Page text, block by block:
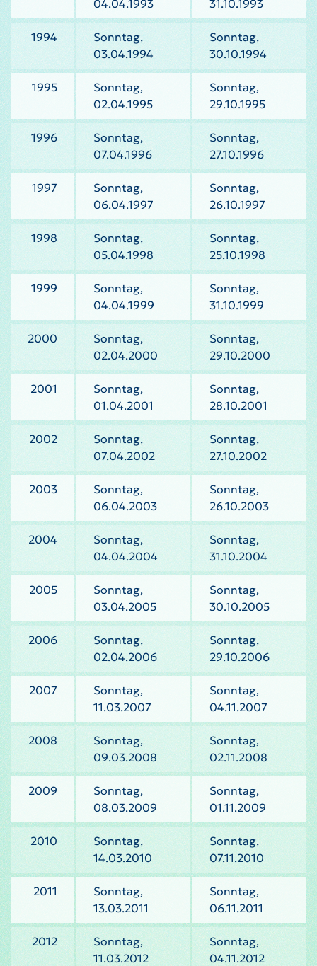
04.04.1993 31.10.1993
1994
Sonntag,
03.04.1994
Sonntag,
30.10.1994
1995
Sonntag,
02.04.1995
Sonntag,
29.10.1995
1996
Sonntag,
07.04.1996
Sonntag,
27.10.1996
1997
Sonntag,
06.04.1997
Sonntag,
26.10.1997
1998
Sonntag,
05.04.1998
Sonntag,
25.10.1998
1999
Sonntag,
04.04.1999
Sonntag,
31.10.1999
2000
Sonntag,
02.04.2000
Sonntag,
29.10.2000
2001
Sonntag,
01.04.2001
Sonntag,
28.10.2001
2002
Sonntag,
07.04.2002
Sonntag,
27.10.2002
2003
Sonntag,
06.04.2003
Sonntag,
26.10.2003
2004
Sonntag,
04.04.2004
Sonntag,
31.10.2004
2005
Sonntag,
03.04.2005
Sonntag,
30.10.2005
2006
Sonntag,
02.04.2006
Sonntag,
29.10.2006
2007
Sonntag,
11.03.2007
Sonntag,
04.11.2007
2008
Sonntag,
09.03.2008
Sonntag,
02.11.2008
2009
Sonntag,
08.03.2009
Sonntag,
01.11.2009
2010
Sonntag,
14.03.2010
Sonntag,
07.11.2010
2011
Sonntag,
13.03.2011
Sonntag,
06.11.2011
2012
Sonntag,
11.03.2012
Sonntag,
04.11.2012